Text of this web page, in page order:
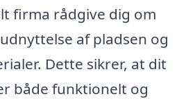
firma rådgive dig om
af pladsen og
Dette sikrer, at dit
både funktionelt og